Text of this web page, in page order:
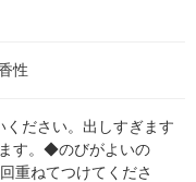
性
ださい。出しすぎます
す。◆のびがよいの
重ねてつけてくださ